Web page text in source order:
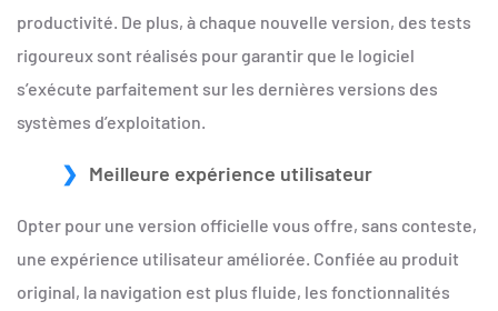
productivité. De plus, à chaque nouvelle version, des tests
rigoureux sont réalisés pour garantir que le logiciel
s’exécute parfaitement sur les dernières versions des
systèmes d’exploitation.
Meilleure expérience utilisateur
Opter pour une version officielle vous offre, sans conteste,
une expérience utilisateur améliorée. Confiée au produit
original, la navigation est plus fluide, les fonctionnalités